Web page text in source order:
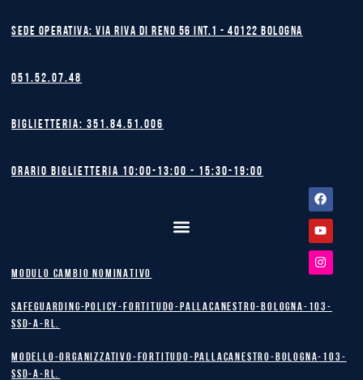
Facebook
Youtube
Instagram
Sede operativa: Via Riva di Reno 56 int.1 - 40122 BOLOGNA
051.52.07.48
Biglietteria: 351.84.51.006
Orario biglietteria 10:00-13:00 - 15:30-19:00
MODULO CAMBIO NOMINATIVO
safeguarding-policy-Fortitudo-Pallacanestro-Bologna-103-
SSD-A-RL.
Modello-Organizzativo-Fortitudo-Pallacanestro-Bologna-103-
SSD-A-RL.